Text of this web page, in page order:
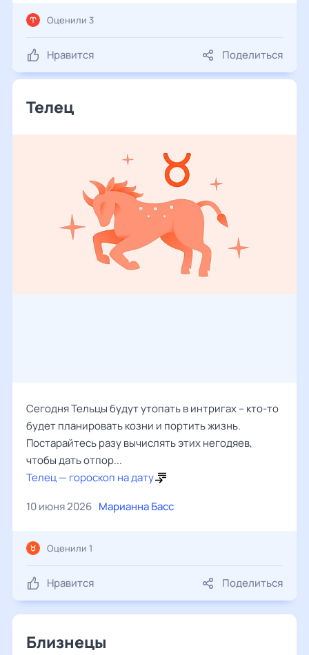
Нравится Поделиться
Оценили 3
Телец
Сегодня Тельцы будут утопать в интригах – кто-то
будет планировать козни и портить жизнь.
Постарайтесь разу вычислять этих негодяев,
чтобы дать отпор...
Телец — гороскоп на дату
10 июня 2026 Марианна Басс
Нравится Поделиться
Оценили 1
Близнецы